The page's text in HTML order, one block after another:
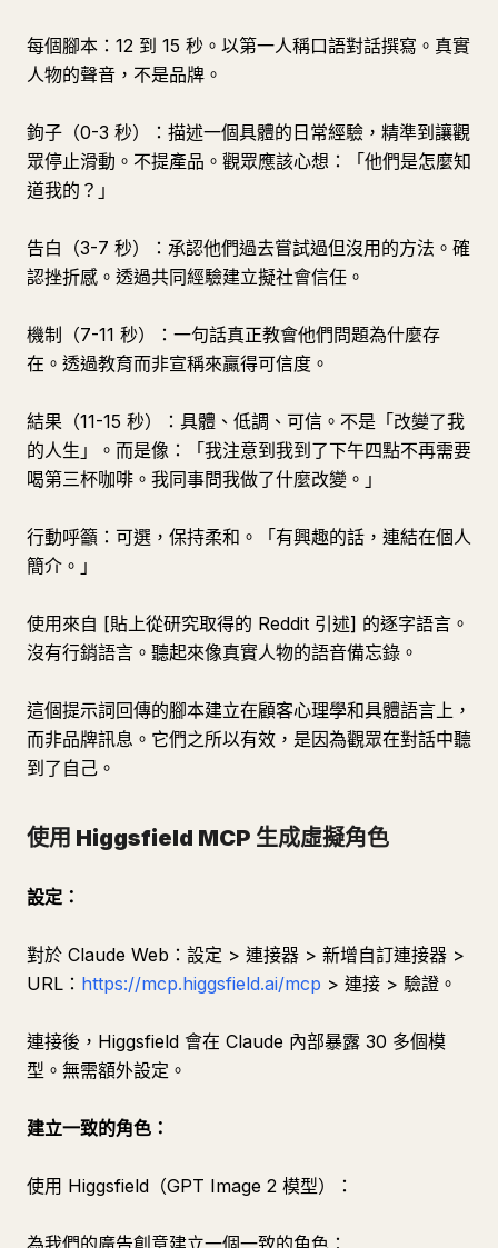
每個腳本：12 到 15 秒。以第一人稱口語對話撰寫。真實
人物的聲音，不是品牌。
鉤子（0-3 秒）：描述一個具體的日常經驗，精準到讓觀
眾停止滑動。不提產品。觀眾應該心想：「他們是怎麼知
道我的？」
告白（3-7 秒）：承認他們過去嘗試過但沒用的方法。確
認挫折感。透過共同經驗建立擬社會信任。
機制（7-11 秒）：一句話真正教會他們問題為什麼存
在。透過教育而非宣稱來贏得可信度。
結果（11-15 秒）：具體、低調、可信。不是「改變了我
的人生」。而是像：「我注意到我到了下午四點不再需要
喝第三杯咖啡。我同事問我做了什麼改變。」
行動呼籲：可選，保持柔和。「有興趣的話，連結在個人
簡介。」
使用來自 [貼上從研究取得的 Reddit 引述] 的逐字語言。
沒有行銷語言。聽起來像真實人物的語音備忘錄。
這個提示詞回傳的腳本建立在顧客心理學和具體語言上，
而非品牌訊息。它們之所以有效，是因為觀眾在對話中聽
到了自己。
使用 Higgsfield MCP 生成虛擬角色
設定：
對於 Claude Web：設定 > 連接器 > 新增自訂連接器 >
URL： https://mcp.higgsfield.ai/mcp > 連接 > 驗證。
連接後，Higgsfield 會在 Claude 內部暴露 30 多個模
型。無需額外設定。
建立一致的角色：
使用 Higgsfield（GPT Image 2 模型）：
為我們的廣告創意建立一個一致的角色：